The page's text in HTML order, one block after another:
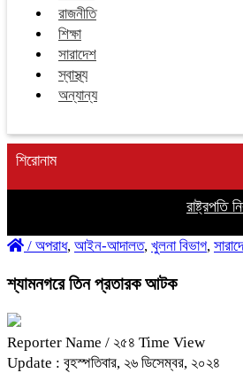
রাজনীতি
শিক্ষা
সারাদেশ
স্বাস্থ্য
অন্যান্য
শিরোনাম
রাষ্ট্রপতি
/ অপরাধ, আইন-আদালত, খুলনা বিভাগ,
শ্যামনগরে তিন প্রতারক আটক
Reporter Name / ২৫৪ Time View
Update : বৃহস্পতিবার, ২৬ ডিসেম্বর, ২০২৪